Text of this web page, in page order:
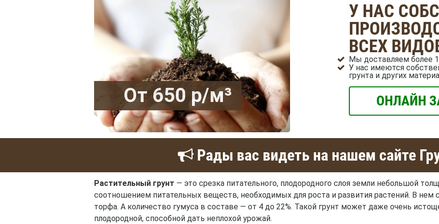
От 650 р/м³
У НАС
ВСЕХ
Мы доставляем более
У нас имеются
грунта и других
ОНЛАЙН
Рады вас видеть на нашем сайте
Растительный грунт — это срезка питательного, плодородного слоя земли небольшой
соотношением питательных веществ, необходимых для роста и развития растений. В нем
торфа. А количество гумуса в составе — от 4 до 22%. Такой грунт может даже очень
плодородной, способной дать неплохой урожай.